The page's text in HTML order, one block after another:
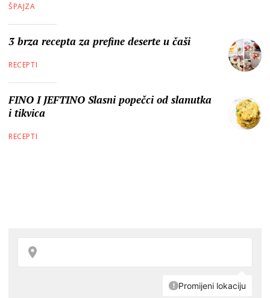
ŠPAJZA
3 brza recepta za prefine deserte u čaši
RECEPTI
FINO I JEFTINO Slasni popečci od slanutka
i tikvica
RECEPTI